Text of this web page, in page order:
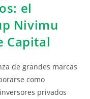
el
Nivimu
Capital
de grandes marcas
como
privados